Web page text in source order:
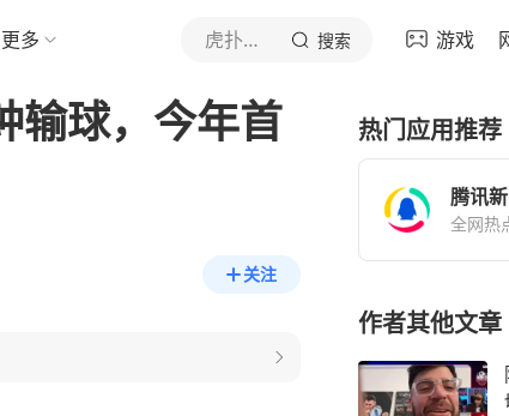
更多 虎扑体育内容 搜索 游戏
输球，今年首
关注
热门应用推荐
腾讯
全网热
作者其他文章